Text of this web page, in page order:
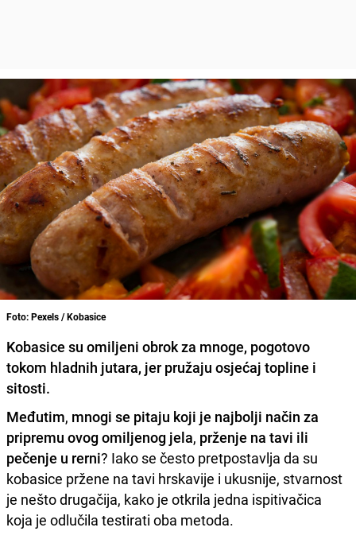
Foto: Pexels / Kobasice
Kobasice su omiljeni obrok za mnoge, pogotovo
tokom hladnih jutara, jer pružaju osjećaj topline i
sitosti.
Međutim, mnogi se pitaju koji je najbolji način za
pripremu ovog omiljenog jela, prženje na tavi ili
pečenje u rerni? Iako se često pretpostavlja da su
kobasice pržene na tavi hrskavije i ukusnije, stvarnost
je nešto drugačija, kako je otkrila jedna ispitivačica
koja je odlučila testirati oba metoda.